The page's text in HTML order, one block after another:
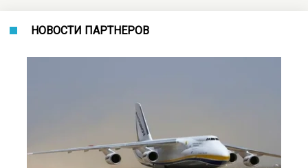
НОВОСТИ ПАРТНЕРОВ